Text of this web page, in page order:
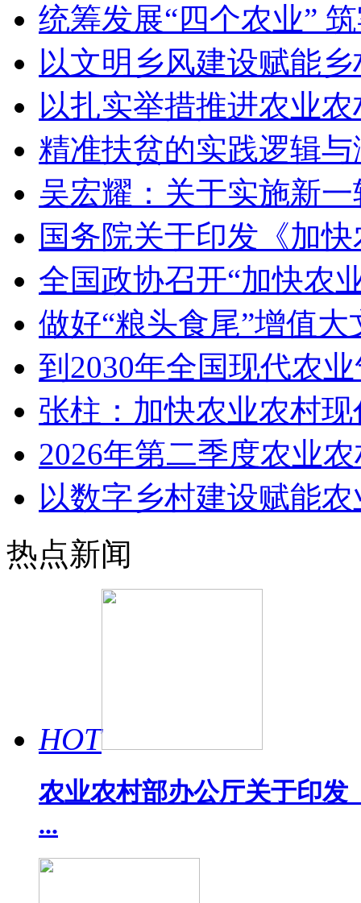
统筹发展“四个农业”
以文明乡风建设赋能
以扎实举措推进农业
精准扶贫的实践逻辑
吴宏耀：关于实施新
国务院关于印发《加
全国政协召开“加快农
做好“粮头食尾”增值大
到2030年全国现代农
张柱：加快农业农村
2026年第二季度农业
以数字乡村建设赋能
热点新闻
HOT
农业农村部办公厅关于印发
...